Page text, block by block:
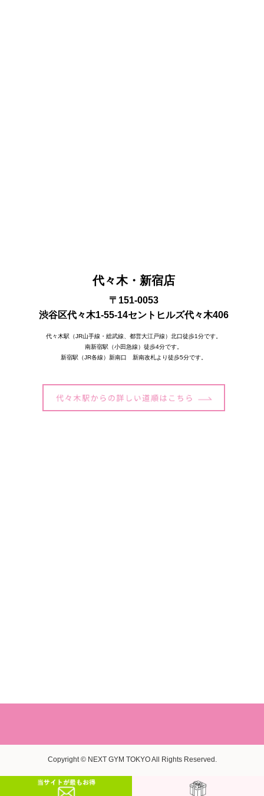
代々木・新宿店
〒151-0053
渋谷区代々木1-55-14セントヒルズ代々木406
代々木駅（JR山手線・総武線、都営大江戸線）北口徒歩1分です。
南新宿駅（小田急線）徒歩4分です。
新宿駅（JR各線）新南口 新南改札より徒歩5分です。
Copyright © NEXT GYM TOKYO All Rights Reserved.